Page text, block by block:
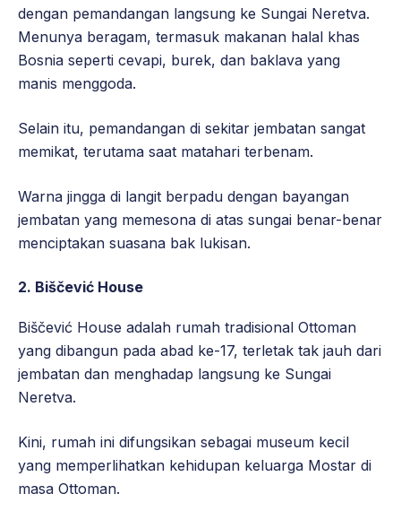
dengan pemandangan langsung ke Sungai Neretva.
Menunya beragam, termasuk makanan halal khas
Bosnia seperti cevapi, burek, dan baklava yang
manis menggoda.
Selain itu, pemandangan di sekitar jembatan sangat
memikat, terutama saat matahari terbenam.
Warna jingga di langit berpadu dengan bayangan
jembatan yang memesona di atas sungai benar-benar
menciptakan suasana bak lukisan.
2. Biščević House
Biščević House adalah rumah tradisional Ottoman
yang dibangun pada abad ke-17, terletak tak jauh dari
jembatan dan menghadap langsung ke Sungai
Neretva.
Kini, rumah ini difungsikan sebagai museum kecil
yang memperlihatkan kehidupan keluarga Mostar di
masa Ottoman.